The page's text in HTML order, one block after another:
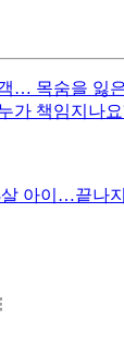
… 목숨을 잃
가 책임지나요
아이…끝나